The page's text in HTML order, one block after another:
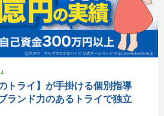
トライ】が手掛ける個別指導
ランド力のあるトライで独立